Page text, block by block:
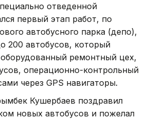
отведенной
первый этап работ, по
автобусного парка (депо),
200 автобусов, который
ремонтный цех,
операционно-контрольный
через GPS навигаторы.
Кушербаев поздравил
новых автобусов и пожелал